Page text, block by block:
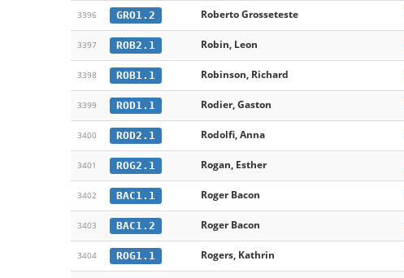
3396 GRO1.2 Roberto Grosseteste
3397 ROB2.1 Robin, Leon
3398 ROB1.1 Robinson, Richard
3399 ROD1.1 Rodier, Gaston
3400 ROD2.1 Rodolfi, Anna
3401 ROG2.1 Rogan, Esther
3402 BAC1.1 Roger Bacon
3403 BAC1.2 Roger Bacon
3404 ROG1.1 Rogers, Kathrin